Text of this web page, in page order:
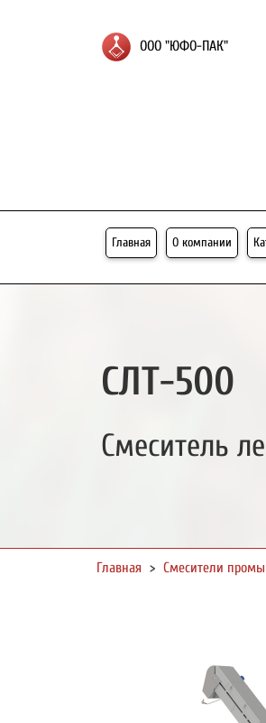
ООО "ЮФО-ПАК"
Главная О компании
СЛТ-500
Смеситель
Главная > Смесители